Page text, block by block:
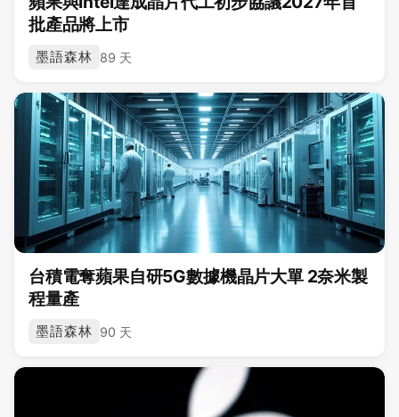
批產品將上市
墨語森林 89 天
台積電奪蘋果自研5G數據機晶片大單 2奈米製
程量產
墨語森林 90 天